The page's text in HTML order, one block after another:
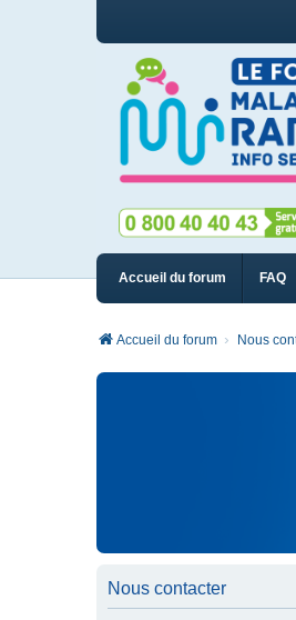
Accueil du forum FAQ
Accueil du forum Nous
Nous contacter